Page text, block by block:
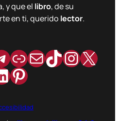
y que el libro, de su
en ti, querido lector.
Enlace
Correo
TikTok
X
Pinterest